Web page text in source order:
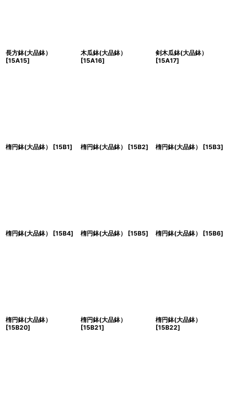
長方鉢(大品鉢）
[15A15]
木瓜鉢(大品鉢）
[15A16]
剣木瓜鉢(大品鉢）
[15A17]
楕円鉢(大品鉢） [15B1] 楕円鉢(大品鉢） [15B2] 楕円鉢(大品鉢） [15B3]
楕円鉢(大品鉢） [15B4] 楕円鉢(大品鉢） [15B5] 楕円鉢(大品鉢） [15B6]
楕円鉢(大品鉢）
[15B20]
楕円鉢(大品鉢）
[15B21]
楕円鉢(大品鉢）
[15B22]